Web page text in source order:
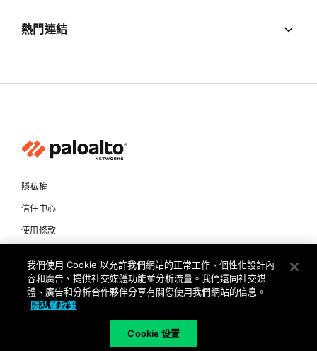
熱門連結
隱私權
信任中心
使用條款
Copyright © 2026 Palo Alto Networks. All Rights Reserved
我們使用 Cookie 以允許我們網站的正常工作、個性化設計內
容和廣告、提供社交媒體功能並分析流量。我們還同社交媒
體、廣告和分析合作夥伴分享有關您使用我們網站的信息。
隱私權政策
Cookie 设置